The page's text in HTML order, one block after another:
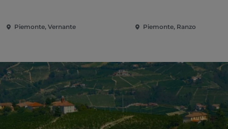
Piemonte, Vernante Piemonte, Ranzo